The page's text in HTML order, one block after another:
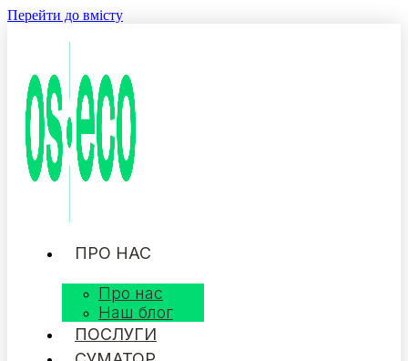
Перейти до вмісту
ПРО НАС
Про нас
Наш блог
ПОСЛУГИ